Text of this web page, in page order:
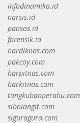
infodinamika.id
narsis.id
pansos.id
forensik.id
hardiknas.com
pakcoy.com
harpitnas.com
harkitnas.com
tangkubanperahu.com
sibolangit.com
siguragura.com